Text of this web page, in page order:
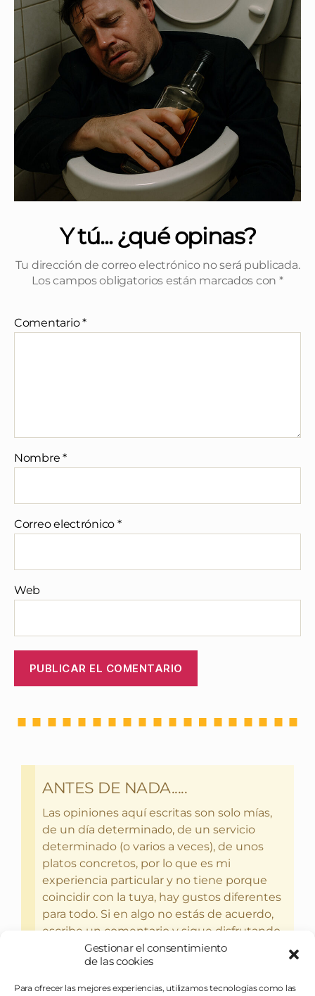
Gestionar el consentimiento
de las cookies
Para ofrecer las mejores experiencias, utilizamos tecnologías como las
Y tú... ¿qué opinas?
Tu dirección de correo electrónico no será publicada.
Los campos obligatorios están marcados con *
Comentario*
Nombre*
Correo electrónico *
Web
ANTES DE NADA.....
Las opiniones aquí escritas son solo mías,
de un día determinado, de un servicio
determinado (o varios a veces), de unos
platos concretos, por lo que es mi
experiencia particular y no tiene porque
coincidir con la tuya, hay gustos diferentes
para todo. Si en algo no estás de acuerdo,
escribe un comentario y sigue disfrutando
del bebercio y el glotoneo.